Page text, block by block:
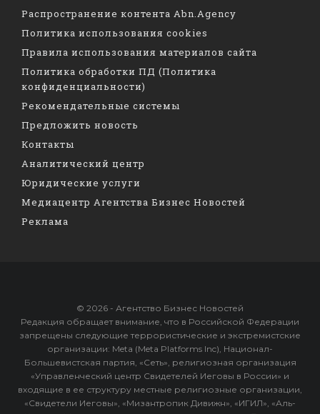
Распространение контента Abn.Agency
Политика использования cookies
Правила использования материалов сайта
Политика обработки ПД (Политика
конфиденциальности)
Рекомендательные системы
Предложить новость
Контакты
Аналитический центр
Юридические услуги
Медиацентр Агентства Бизнес Новостей
Реклама
© 2026 - Агентство Бизнес Новостей
Редакция обращает внимание, что в Российской Федерации
запрещены следующие террористические и экстремистские
организации: Meta (Meta Platforms Inc), Национал-
Большевистская партия, «Сеть», религиозная организация
«Управленческий центр Свидетелей Иеговы в России» и
входящие в ее структуру местные религиозные организации,
«Свидетели Иеговы», «Мизантропик Дивижн», «ИГИЛ», «Аль-